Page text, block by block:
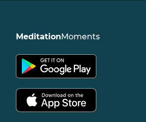
MeditationMoments